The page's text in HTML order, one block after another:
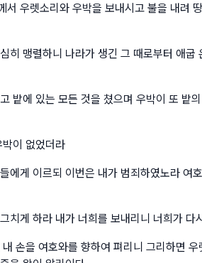
우렛소리와 우박을 보내시고 불을 내려
히 맹렬하니 나라가 생긴 그 때로부터 애굽
밭에 있는 모든 것을 쳤으며 우박이 또 밭
이 없었더라
에게 이르되 이번은 내가 범죄하였노라 여
치게 하라 내가 너희를 보내리니 너희가 다
손을 여호와를 향하여 펴리니 그리하면 우